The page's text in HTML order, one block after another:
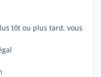
tôt ou plus tard, vous